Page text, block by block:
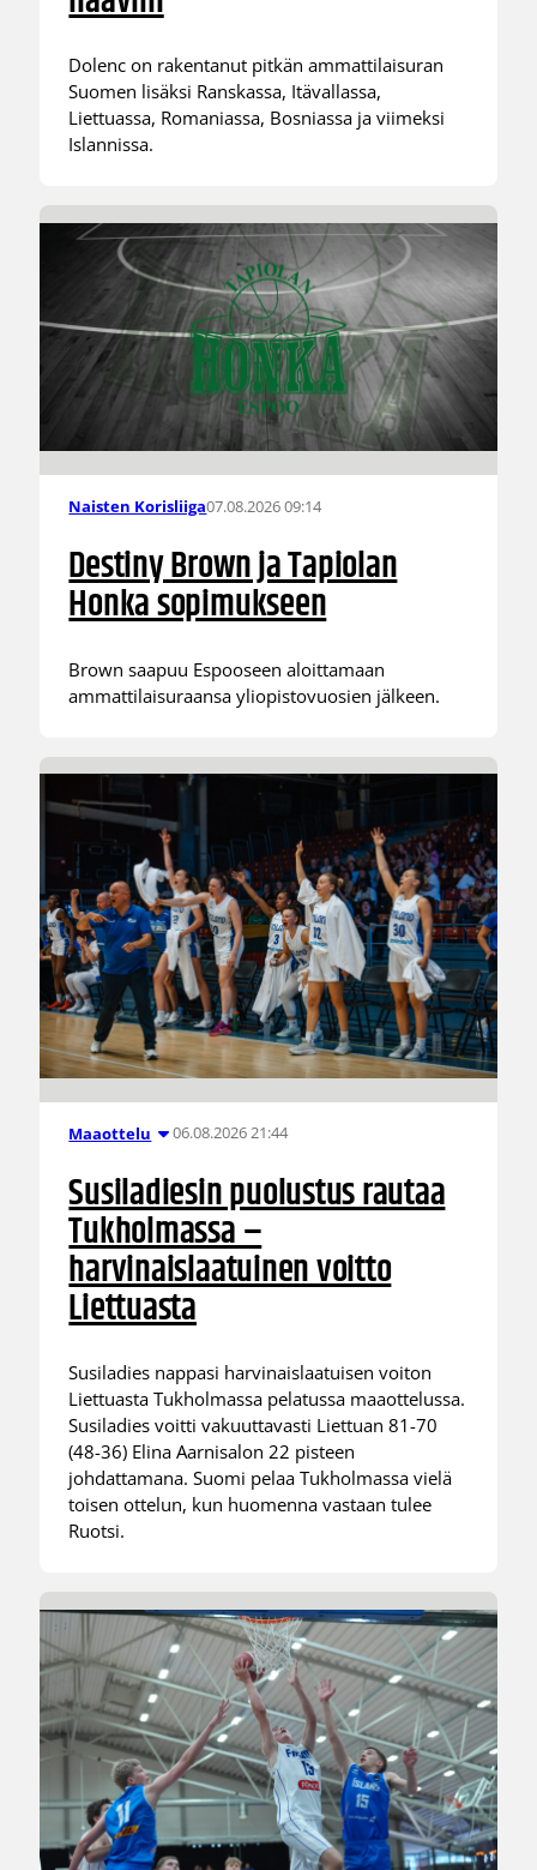
Dolenc on rakentanut pitkän ammattilaisuran
Suomen lisäksi Ranskassa, Itävallassa,
Liettuassa, Romaniassa, Bosniassa ja viimeksi
Islannissa.
Naisten Korisliiga07.08.2026 09:14
Destiny Brown ja Tapiolan
Honka sopimukseen
Brown saapuu Espooseen aloittamaan
ammattilaisuraansa yliopistovuosien jälkeen.
Maaottelu 06.08.2026 21:44
Susiladiesin puolustus rautaa
Tukholmassa –
harvinaislaatuinen voitto
Liettuasta
Susiladies nappasi harvinaislaatuisen voiton
Liettuasta Tukholmassa pelatussa maaottelussa.
Susiladies voitti vakuuttavasti Liettuan 81-70
(48-36) Elina Aarnisalon 22 pisteen
johdattamana. Suomi pelaa Tukholmassa vielä
toisen ottelun, kun huomenna vastaan tulee
Ruotsi.